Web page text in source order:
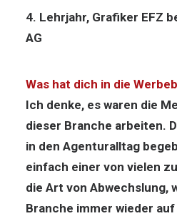
4. Lehrjahr, Grafiker EFZ
AG
Was hat dich in die
Ich denke, es waren die
dieser Branche arbeiten.
in den Agenturalltag
einfach einer von vielen
die Art von Abwechslung,
Branche immer wieder